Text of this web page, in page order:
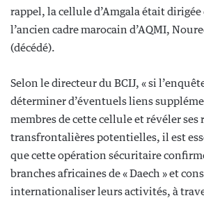
rappel, la cellule d’Amgala était
l’ancien cadre marocain d’AQMI,
(décédé).
Selon le directeur du BCIJ, « si
déterminer d’éventuels liens
membres de cette cellule et révéler
transfrontalières potentielles, il est
que cette opération sécuritaire
branches africaines de « Daech » et
internationaliser leurs activités, à